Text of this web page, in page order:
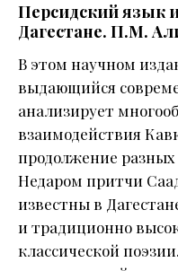
Персидский язык
Дагестане. П.М.
В этом научном
выдающийся
анализирует
взаимодействия
продолжение
Недаром притчи
известны в
и традиционно
классической